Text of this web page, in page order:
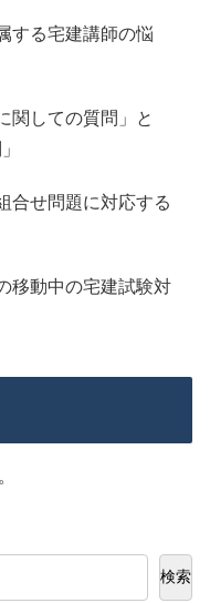
する宅建講師の悩
関しての質問」と
合せ問題に対応する
移動中の宅建試験対
検索